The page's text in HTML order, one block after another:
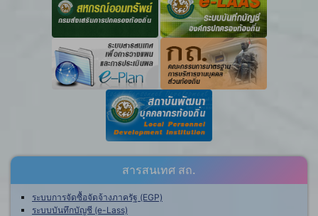
สารสนเทศ สถ.
ระบบการจัดซื้อจัดจ้างภาครัฐ (EGP)
ระบบบันทึกบัญชี (e-Lass)